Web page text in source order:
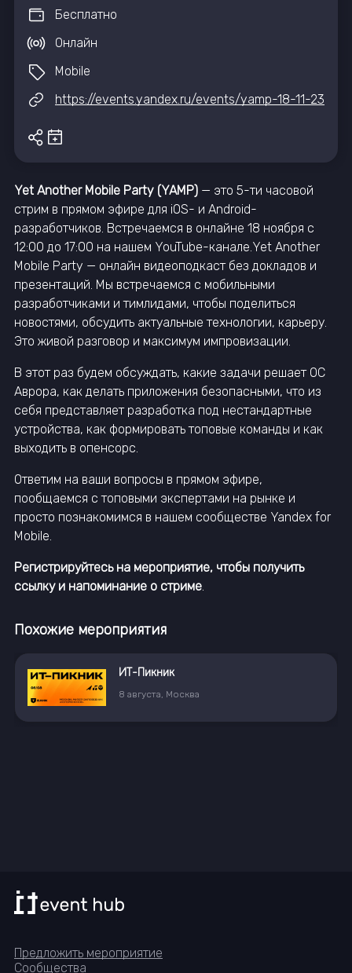
Бесплатно
Онлайн
Mobile
https://events.yandex.ru/events/yamp-18-11-23
Yet Another Mobile Party (YAMP) — это 5-ти часовой
стрим в прямом эфире для iOS- и Android-
разработчиков. Встречаемся в онлайне 18 ноября с
12:00 до 17:00 на нашем YouTube-канале.Yet Another
Mobile Party — онлайн видеоподкаст без докладов и
презентаций. Мы встречаемся с мобильными
разработчиками и тимлидами, чтобы поделиться
новостями, обсудить актуальные технологии, карьеру.
Это живой разговор и максимум импровизации.
В этот раз будем обсуждать, какие задачи решает ОС
Аврора, как делать приложения безопасными, что из
себя представляет разработка под нестандартные
устройства, как формировать топовые команды и как
выходить в опенсорс.
Ответим на ваши вопросы в прямом эфире,
пообщаемся с топовыми экспертами на рынке и
просто познакомимся в нашем сообществе Yandex for
Mobile.
Регистрируйтесь на мероприятие, чтобы получить
ссылку и напоминание о стриме
Похожие мероприятия
ИТ-Пикник
8 августа Москва
Предложить мероприятие
Сообщества